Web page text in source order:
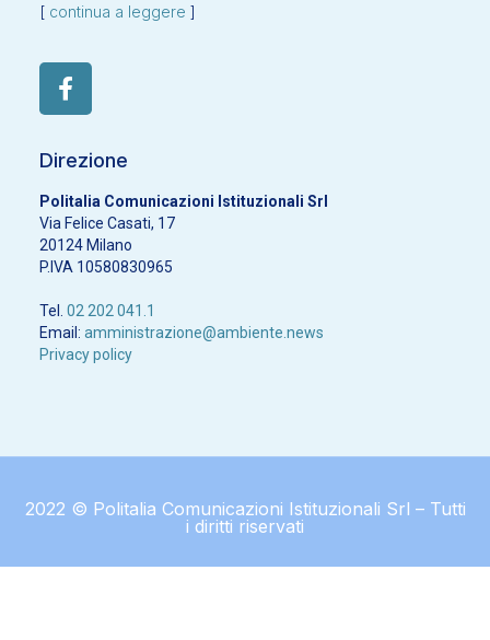
[ continua a leggere ]
Direzione
Politalia Comunicazioni Istituzionali Srl
Via Felice Casati, 17
20124 Milano
P.IVA 10580830965
Tel. 02 202 041.1
Email: amministrazione@ambiente.news
Privacy policy
2022 © Politalia Comunicazioni Istituzionali Srl – Tutti
i diritti riservati